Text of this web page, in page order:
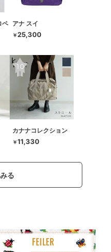
ペ アナ スイ
￥25,300
カナナコレクション
￥11,330
る